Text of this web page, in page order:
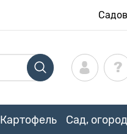
Картофель Сад, огород